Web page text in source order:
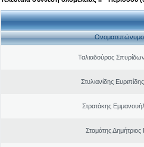
Ονοματεπώνυμο
Ταλιαδούρος
Στυλιανίδης
Στρατάκης
Σταμάτης Δημήτριος